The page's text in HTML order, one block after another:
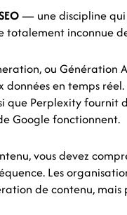
— une discipline qui
totalement inconnue
ou
en temps
que Perplexity
Google fonctionnent.
vous devez
Les
de contenu,